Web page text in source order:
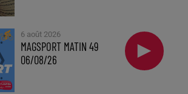
6 août 2026
MAGSPORT MATIN 49
06/08/26